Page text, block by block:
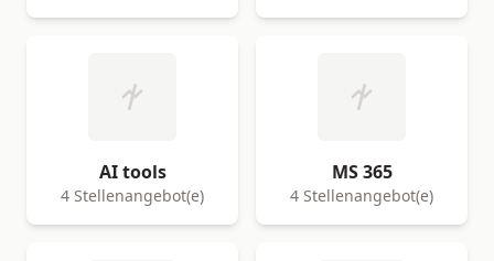
AI tools
4 Stellenangebot(e)
MS 365
4 Stellenangebot(e)